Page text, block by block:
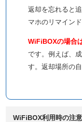
返却を忘れると
マホのリマイン
WiFiBOXの場合
です。例えば、
す。返却場所の
WiFiBOX利用時の注